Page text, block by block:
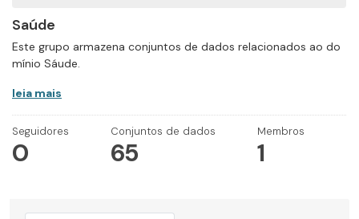
Saúde
Este grupo armazena conjuntos de dados relacionados ao do
mínio Sáude.
leia mais
Seguidores
0
Conjuntos de dados
65
Membros
1